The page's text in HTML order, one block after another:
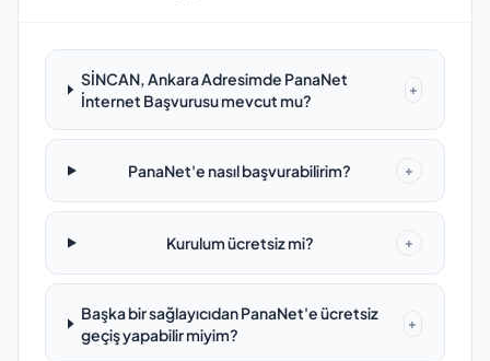
SİNCAN, Ankara Adresimde PanaNet
İnternet Başvurusu mevcut mu?
+
PanaNet'e nasıl başvurabilirim? +
Kurulum ücretsiz mi? +
Başka bir sağlayıcıdan PanaNet'e ücretsiz
geçiş yapabilir miyim?
+